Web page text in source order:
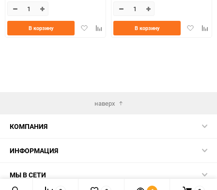
ДобавитьДобавить
В корзину
Добавить
В корзину
наверх
КОМПАНИЯ
ИНФОРМАЦИЯ
МЫ В СЕТИ